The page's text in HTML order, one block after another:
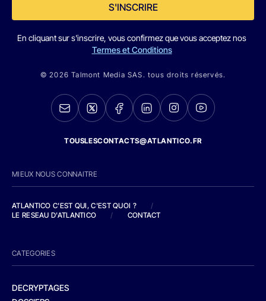
S'INSCRIRE
En cliquant sur s'inscrire, vous confirmez que vous acceptez nos
Termes et Conditions
© 2026 Talmont Media SAS. tous droits réservés.
TOUSLESCONTACTS@ATLANTICO.FR
MIEUX NOUS CONNAITRE
ATLANTICO C'EST QUI, C'EST QUOI ?
/
LE RESEAU D'ATLANTICO
/ CONTACT
CATEGORIES
DECRYPTAGES